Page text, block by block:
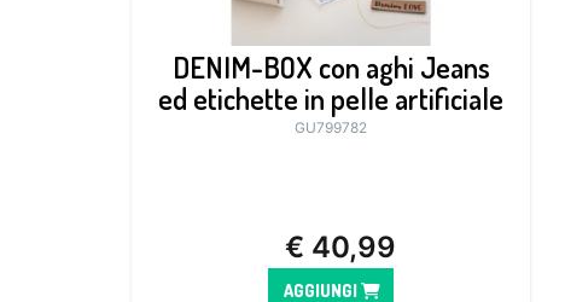
DENIM-BOX con aghi Jeans
ed etichette in pelle artificiale
GU799782
€ 40,99
AGGIUNGI